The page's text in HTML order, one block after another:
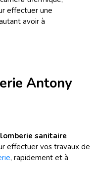
effectuer une
avoir à
Antony
sanitaire
effectuer vos travaux de
, rapidement et à